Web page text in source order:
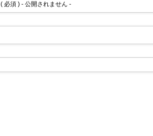
( 必須 ) - 公開されません -